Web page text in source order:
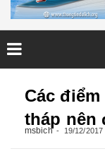
Các
tháp nên
msbich 19/12/2017